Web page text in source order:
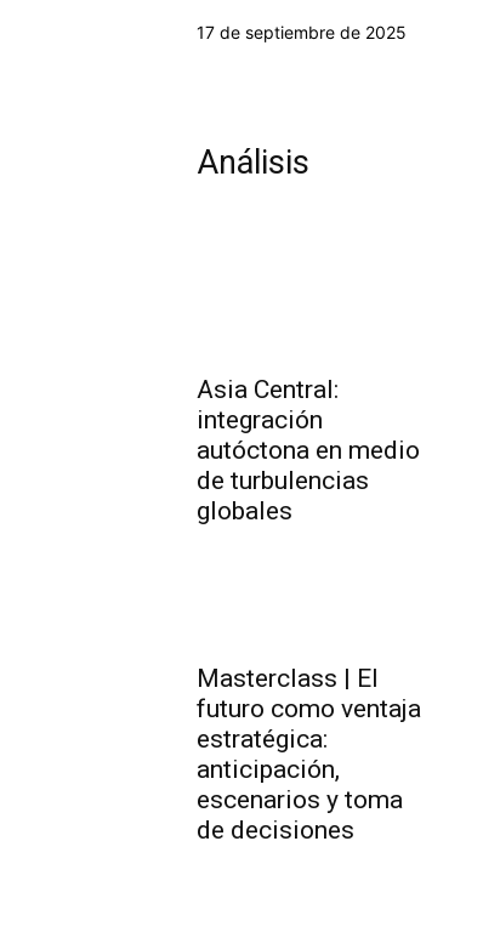
17 de septiembre de 2025
Análisis
Asia Central:
integración
autóctona en medio
de turbulencias
globales
Masterclass | El
futuro como ventaja
estratégica:
anticipación,
escenarios y toma
de decisiones